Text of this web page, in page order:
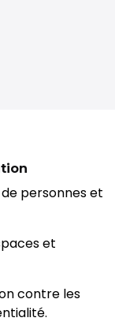
personnes et
et
contre les